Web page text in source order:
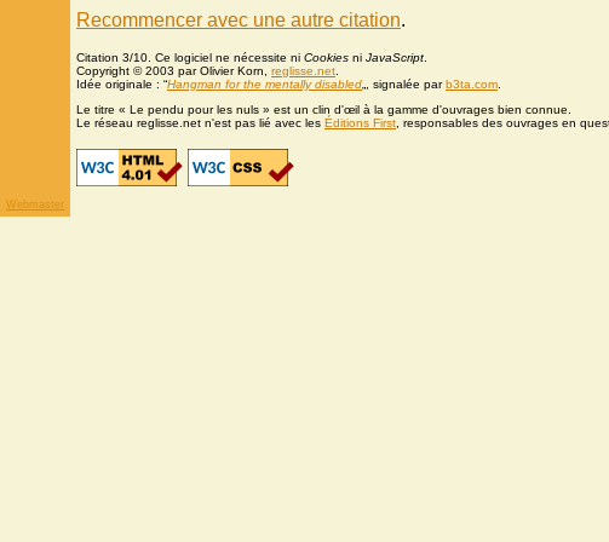
Webmaster
Recommencer avec une autre citation.
Citation 3/10. Ce logiciel ne nécessite ni Cookies ni JavaScript
Copyright © 2003 par Olivier Korn, reglisse.net
Idée originale : “Hangman for the mentally disabled „, signalée parb3ta.com
Le titre « Le pendu pour les nuls » est un clin d'œil à la gamme d'ouvrages bien connue.
Le réseau reglisse.net n'est pas lié avec les Éditions First , responsables des ouvrages en